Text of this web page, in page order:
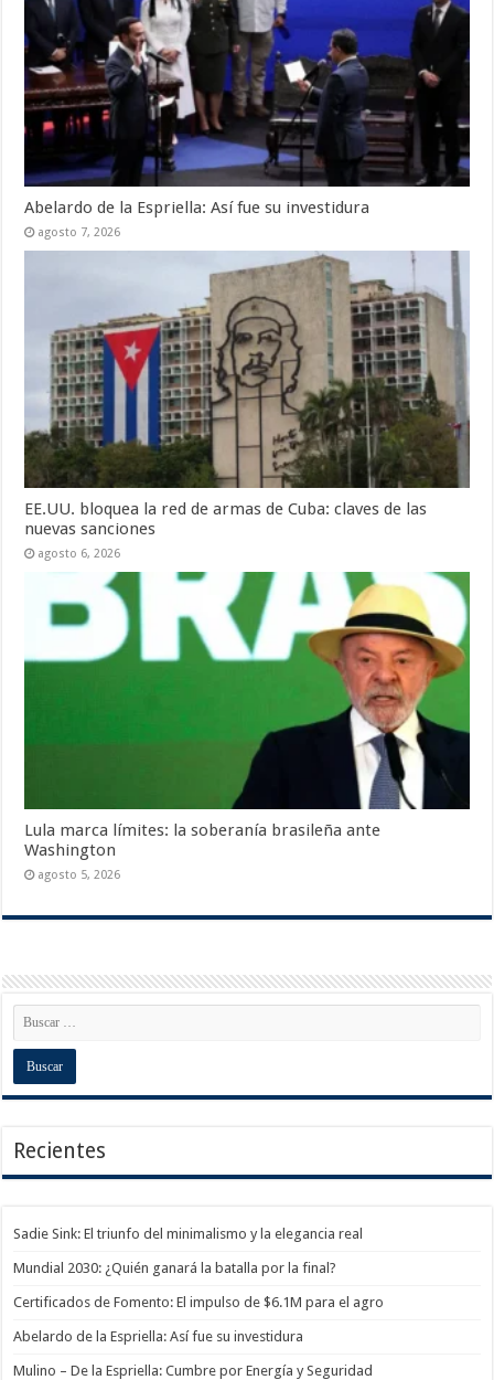
Abelardo de la Espriella: Así fue su investidura
agosto 7, 2026
EE.UU. bloquea la red de armas de Cuba: claves de las
nuevas sanciones
agosto 6, 2026
Lula marca límites: la soberanía brasileña ante
Washington
agosto 5, 2026
Recientes
Sadie Sink: El triunfo del minimalismo y la elegancia real
Mundial 2030: ¿Quién ganará la batalla por la final?
Certificados de Fomento: El impulso de $6.1M para el agro
Abelardo de la Espriella: Así fue su investidura
Mulino – De la Espriella: Cumbre por Energía y Seguridad